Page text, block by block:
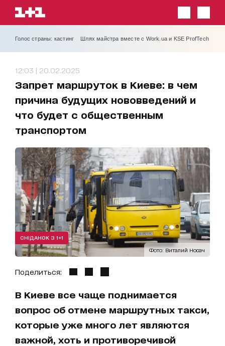
Голос страны: кастинг Шлях майстра вместе с Work.ua и KSE ProfTech
12:03 | 20.02.2025
Запрет маршруток в Киеве: в чем
причина будущих нововведений и
что будет с общественным
транспортом
Фото: Виталий Носач
СНІДАНОК З 1+1
Поделиться:
В Киеве все чаще поднимается
вопрос об отмене маршрутных такси,
которые уже много лет являются
важной, хоть и противоречивой